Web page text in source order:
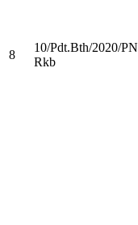
8
10/Pdt.Bth/2020/PN
Rkb